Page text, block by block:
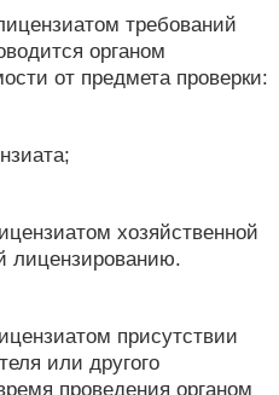
требований
органом
от предмета проверки:
хозяйственной
лицензированию.
присутствии
или другого
проведения органом